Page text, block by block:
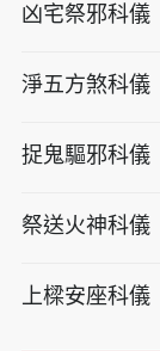
凶宅祭邪科儀
淨五方煞科儀
捉鬼驅邪科儀
祭送火神科儀
上樑安座科儀